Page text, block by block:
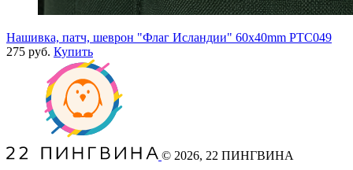
Нашивка, патч, шеврон "Флаг Исландии" 60x40mm PTC049
275 руб. Купить
© 2026, 22 ПИНГВИНА